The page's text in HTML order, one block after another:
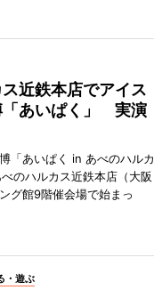
近鉄本店でアイス
「あいぱく」 実演
「あいぱく in あべのハルカ
のハルカス近鉄本店（大阪
グ館9階催会場で始まっ
・遊ぶ